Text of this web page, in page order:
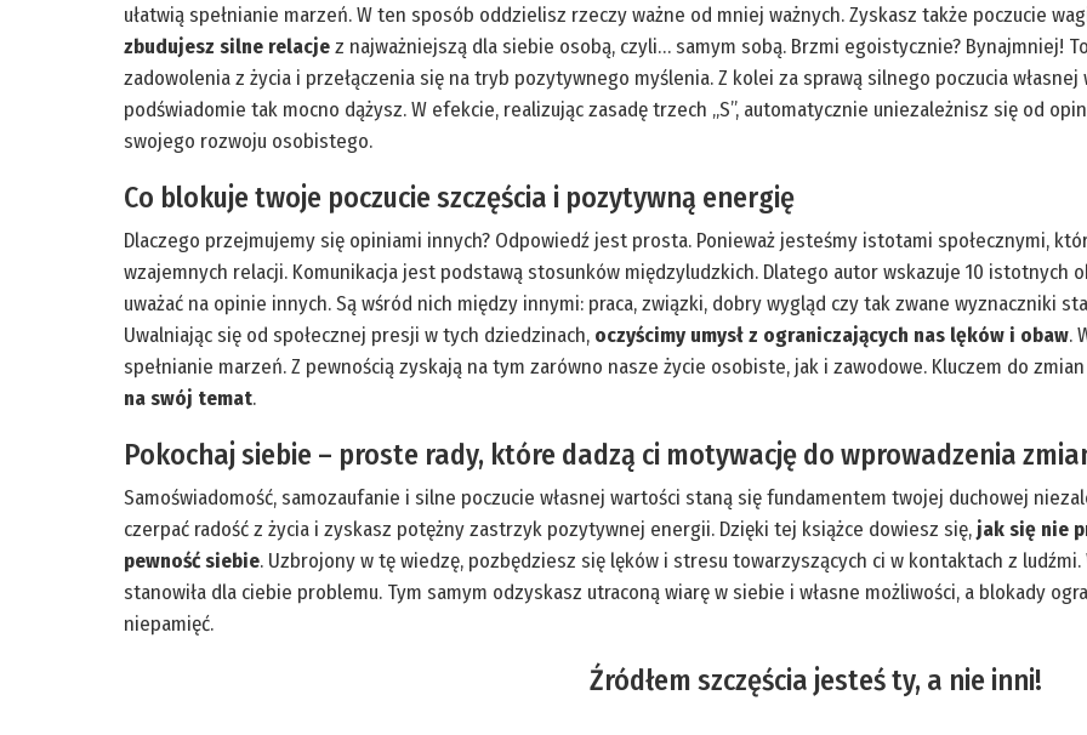
ułatwią spełnianie marzeń. W ten sposób oddzielisz rzeczy ważne od mniej ważnych. Zyskasz także poczucie
zbudujesz silne relacjez najważniejszą dla siebie osobą, czyli… samym sobą. Brzmi egoistycznie? Bynajmniej!
zadowolenia z życia i przełączenia się na tryb pozytywnego myślenia. Z kolei za sprawą silnego poczucia
podświadomie tak mocno dążysz. W efekcie, realizując zasadę trzech „S”, automatycznie uniezależnisz się od
swojego rozwoju osobistego.
Co blokuje twoje poczucie szczęścia i pozytywną energię
Dlaczego przejmujemy się opiniami innych? Odpowiedź jest prosta. Ponieważ jesteśmy istotami społecznymi,
wzajemnych relacji. Komunikacja jest podstawą stosunków międzyludzkich. Dlatego autor wskazuje 10 istotnych
uważać na opinie innych. Są wśród nich między innymi: praca, związki, dobry wygląd czy tak zwane wyznaczniki
Uwalniając się od społecznej presji w tych dziedzinach, oczyścimy umysł z ograniczających nas lęków i obaw.
spełnianie marzeń. Z pewnością zyskają na tym zarówno nasze życie osobiste, jak i zawodowe. Kluczem do
na swój temat.
Pokochaj siebie – proste rady, które dadzą ci motywację do wprowadzenia
Samoświadomość, samozaufanie i silne poczucie własnej wartości staną się fundamentem twojej duchowej
czerpać radość z życia i zyskasz potężny zastrzyk pozytywnej energii. Dzięki tej książce dowiesz się, jak się nie
pewność siebie. Uzbrojony w tę wiedzę, pozbędziesz się lęków i stresu towarzyszących ci w kontaktach z
stanowiła dla ciebie problemu. Tym samym odzyskasz utraconą wiarę w siebie i własne możliwości, a blokady
niepamięć.
Źródłem szczęścia jesteś ty, a nie inni!